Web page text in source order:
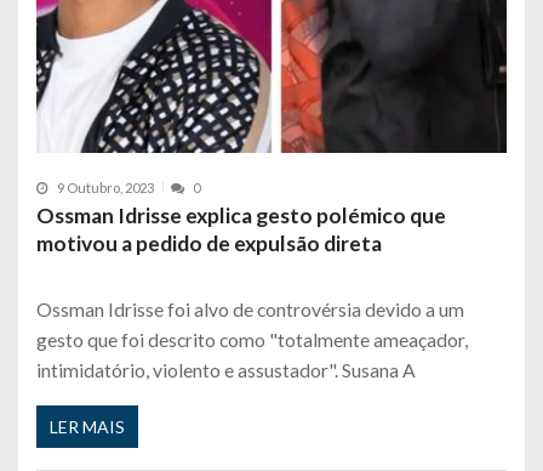
9 Outubro, 2023 0
Ossman Idrisse explica gesto polémico que
motivou a pedido de expulsão direta
Ossman Idrisse foi alvo de controvérsia devido a um
gesto que foi descrito como "totalmente ameaçador,
intimidatório, violento e assustador". Susana A
LER MAIS